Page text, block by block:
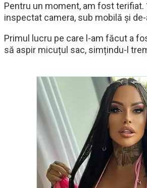
Pentru un moment, am fost
inspectat camera, sub mobilă și
Primul lucru pe care l-am făcut a
să aspir micuțul sac, simțindu-l